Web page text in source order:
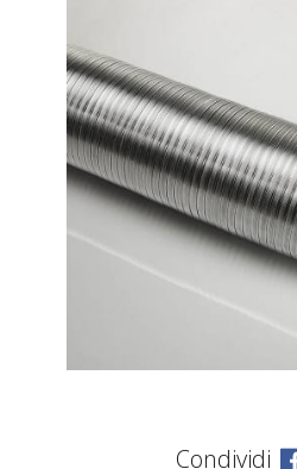
VENDITA
LAVORA
Condividi